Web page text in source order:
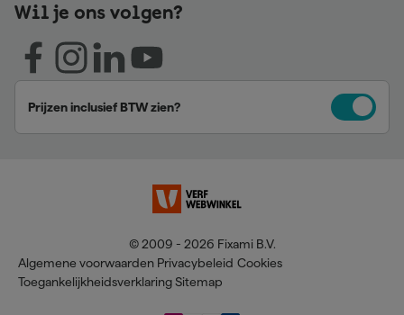
Wil je ons volgen?
Prijzen inclusief BTW zien?
© 2009 - 2026 Fixami B.V.
Algemene voorwaarden Privacybeleid Cookies
Toegankelijkheidsverklaring Sitemap